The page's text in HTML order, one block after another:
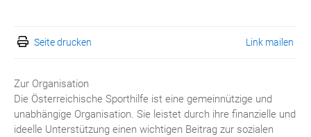
Seite drucken Link mailen
Zur Organisation
Die Österreichische Sporthilfe ist eine gemeinnützige und
unabhängige Organisation. Sie leistet durch ihre finanzielle und
ideelle Unterstützung einen wichtigen Beitrag zur sozialen